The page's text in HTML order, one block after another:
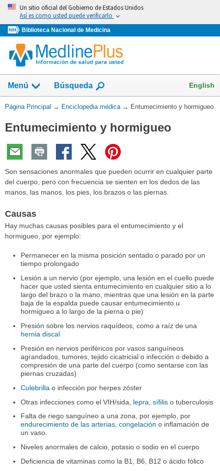
Omita
vaya
al
Contenido
Un sitio oficial del Gobierno de Estados Unidos
Así es como usted puede verificarlo
Biblioteca Nacional de Medicina
Menú Búsqueda English
Usted
aquí:
Página Principal → Enciclopedia médica → Entumecimiento y hormigueo
Entumecimiento y hormigueo
Son sensaciones anormales que pueden ocurrir en cualquier parte
del cuerpo, pero con frecuencia se sienten en los dedos de las
manos, las manos, los pies, los brazos o las piernas.
Causas
Hay muchas causas posibles para el entumecimiento y el
hormigueo, por ejemplo:
Permanecer en la misma posición sentado o parado por un
tiempo prolongado
Lesión a un nervio (por ejemplo, una lesión en el cuello puede
hacer que usted sienta entumecimiento en cualquier sitio a lo
largo del brazo o la mano, mientras que una lesión en la parte
baja de la espalda puede causar entumecimiento u
hormigueo a lo largo de la pierna o pie)
Presión sobre los nervios raquídeos, como a raíz de una
hernia discal
Presión en nervios periféricos por vasos sanguíneos
agrandados, tumores, tejido cicatricial o infección o debido a
compresión de una parte del cuerpo (como sentarse con las
piernas cruzadas)
Culebrilla o infección por herpes zóster
Otras infecciones como el VIH/sida, lepra ,sífilis o tuberculosis
Falta de riego sanguíneo a una zona, por ejemplo, por
endurecimiento de las arterias,congelación o inflamación de
un vaso.
Niveles anormales de calcio, potasio o sodio en el cuerpo
Deficiencia de vitaminas como la B1, B6, B12 o ácido fólico